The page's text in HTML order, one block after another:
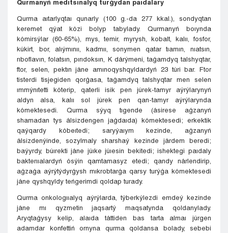
Qurmanyń medıtsınalyq turǵydan paıdalary
Qurma aıtarlyqtaı qunarly (100 g.-da 277 kkal.), sondyqtan
keremet qýat kózi bolyp tabylady. Qurmanyń boıynda
kómirsýlar (60-65%), mys, temir, myrysh, kobalt, kalıı, fosfor,
kúkirt, bor, alıýmınıı, kadmıı, sonymen qatar tıamın, nıatsın,
rıboflavın, folatsın, pırıdoksın, K dárýmeni, taǵamdyq talshyqtar,
ftor, selen, pektın jáne amınoqyshqyldardyń 23 túri bar. Ftor
tisterdi tisjegiden qorǵasa, taǵamdyq talshyqtar men selen
ımmýnıtetti kóterip, qaterli isik pen júrek-tamyr aýrýlarynyń
aldyn alsa, kalıı sol júrek pen qan-tamyr aýrýlarynda
kómektesedi. Qurma sýyq tıgende (ásirese aǵzanyń
shamadan tys álsizdengen jaǵdaıda) kómektesedi; erkektik
qaýqardy kóbeıtedi; saryýaıym kezinde, aǵzanyń
álsizdenýinde, sozylmaly sharshaý kezinde járdem beredi;
baýyrdy, búırekti jáne júıke júıesin bekitedi; ishektegi paıdaly
bakterııalardyń ósýin qamtamasyz etedi; qandy nárlendirip,
aǵzaǵa aýrýtýdyrǵysh mıkrobtarǵa qarsy turýǵa kómektesedi
jáne qyshqyldy teńgerimdi qoldap turady.
Qurma onkologııalyq aýrýlarda, týberkýlezdi emdeý kezinde
jáne mı qyzmetin jaqsartý maqsatynda qoldanylady.
Aryqtaǵysy kelip, alaıda táttiden bas tarta almaı júrgen
adamdar konfettiń ornyna qurma qoldansa bolady, sebebi